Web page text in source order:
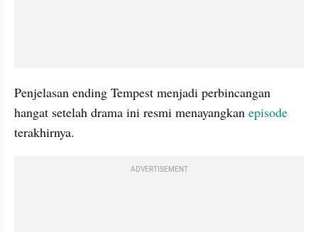
Penjelasan ending Tempest menjadi perbincangan
hangat setelah drama ini resmi menayangkan episode
terakhirnya.
ADVERTISEMENT